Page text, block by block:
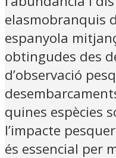
elasmobranquis
espanyola
obtingudes des
d’observació
quines espècies
l’impacte
és essencial per